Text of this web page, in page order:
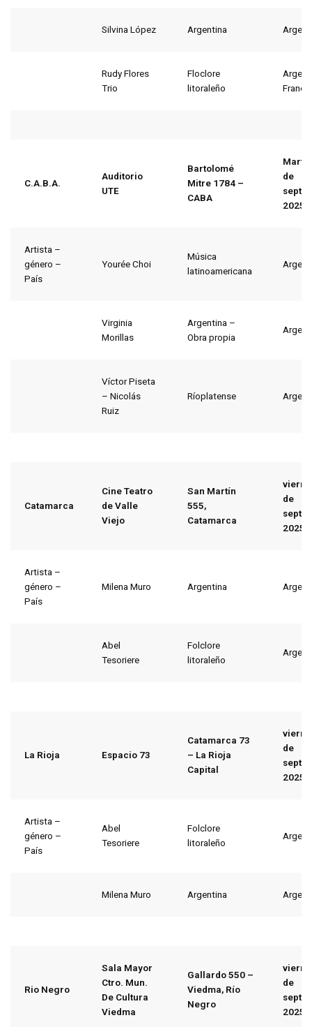
Silvina López Argentina
Rudy Flores
Trio
Floclore
litoraleño
Francia
C.A.B.A.
Auditorio
UTE
Bartolomé
Mitre 1784 –
CABA
de
2025
Artista –
género –
País
Yourée Choi
Música
latinoamericana
Virginia
Morillas
Argentina –
Obra propia
Víctor Piseta
– Nicolás
Ruiz
Ríoplatense
Catamarca
Cine Teatro
de Valle
Viejo
San Martín
555,
Catamarca
de
2025
Artista –
género –
País
Milena Muro Argentina
Abel
Tesoriere
Folclore
litoraleño
La Rioja Espacio 73
Catamarca 73
– La Rioja
Capital
de
2025
Artista –
género –
País
Abel
Tesoriere
Folclore
litoraleño
Milena Muro Argentina
Rio Negro
Sala Mayor
Ctro. Mun.
De Cultura
Viedma
Gallardo 550 –
Viedma, Río
Negro
de
2025